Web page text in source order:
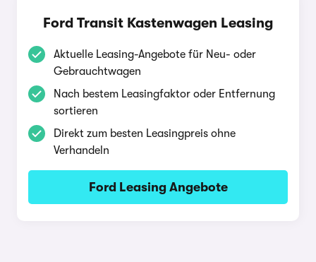
Ford Transit Kastenwagen Leasing
Aktuelle Leasing-Angebote für Neu- oder
Gebrauchtwagen
Nach bestem Leasingfaktor oder Entfernung
sortieren
Direkt zum besten Leasingpreis ohne
Verhandeln
Ford Leasing Angebote